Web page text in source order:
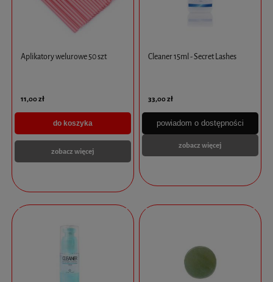
Aplikatory welurowe 50 szt
11,00 zł
do koszyka
zobacz więcej
Cleaner 15ml - Secret Lashes
33,00 zł
powiadom o dostępności
zobacz więcej